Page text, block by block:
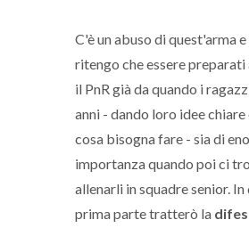
C'è un abuso di quest'arma
ritengo che essere
il PnR già da quando i
anni - dando loro idee chiare
cosa bisogna fare - sia di
importanza quando poi ci
allenarli in squadre senior. In
prima parte tratterò la